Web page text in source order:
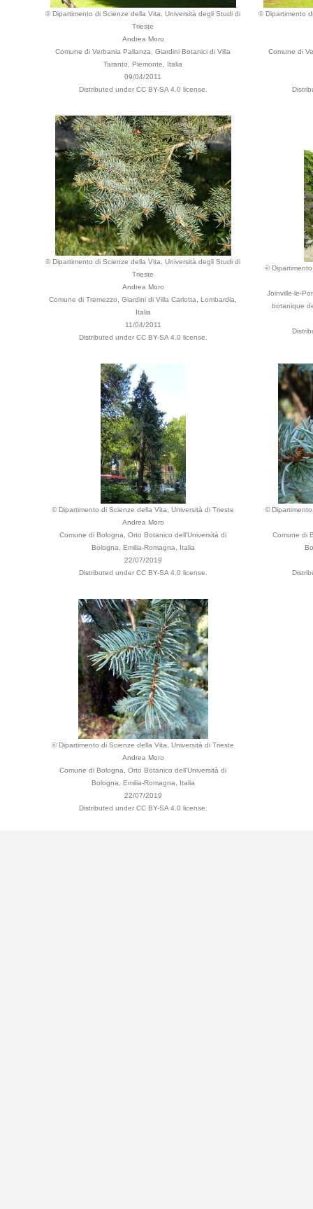
© Dipartimento di Scienze della Vita, Università degli Studi di
Trieste
Andrea Moro
Comune di Verbania Pallanza, Giardini Botanici di Villa
Taranto, Piemonte, Italia
09/04/2011
Distributed under CC BY-SA 4.0 license.
© Dipartimento
Comune di
© Dipartimento di Scienze della Vita, Università degli Studi di
Trieste
Andrea Moro
Comune di Tremezzo, Giardini di Villa Carlotta, Lombardia,
Italia
11/04/2011
Distributed under CC BY-SA 4.0 license.
©
Joinville-le-
botanique
© Dipartimento di Scienze della Vita, Università di Trieste
Andrea Moro
Comune di Bologna, Orto Botanico dell'Università di
Bologna, Emilia-Romagna, Italia
22/07/2019
Distributed under CC BY-SA 4.0 license.
©
Comune di
© Dipartimento di Scienze della Vita, Università di Trieste
Andrea Moro
Comune di Bologna, Orto Botanico dell'Università di
Bologna, Emilia-Romagna, Italia
22/07/2019
Distributed under CC BY-SA 4.0 license.